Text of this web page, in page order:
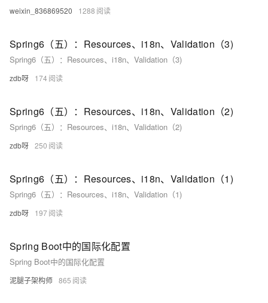
weixin_836869520 1288
Spring6（五）：Resources、i18n、Validation（3)
Spring6（五）：Resources、i18n、Validation（3)
zdb呀 174
Spring6（五）：Resources、i18n、Validation（2)
Spring6（五）：Resources、i18n、Validation（2)
zdb呀 250
Spring6（五）：Resources、i18n、Validation（1)
Spring6（五）：Resources、i18n、Validation（1)
zdb呀 197
Spring Boot中的国际化配置
Spring Boot中的国际化配置
泥腿子架构师 865